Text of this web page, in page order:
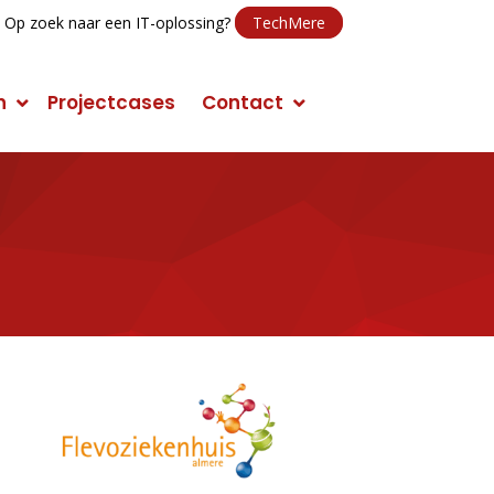
Op zoek naar een IT-oplossing? TechMere
Campagnes
Projectcases Contact